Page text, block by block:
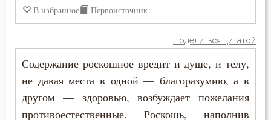
В избранное Первоисточник
Поделиться цитатой
Содержание роскошное вредит и душе, и телу,
не давая места в одной — благоразумию, а в
другом — здоровью, возбуждает пожелания
противоестественные. Роскошь, наполнив